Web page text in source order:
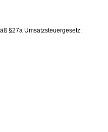
§27a Umsatzsteuergesetz: